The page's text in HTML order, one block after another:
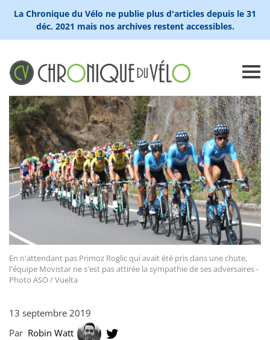
La Chronique du Vélo ne publie plus d'articles depuis le 31
déc. 2021 mais nos archives restent accessibles.
En n'attendant pas Primoz Roglic qui avait été pris dans une chute,
l'équipe Movistar ne s'est pas attirée la sympathie de ses adversaires -
Photo ASO / Vuelta
13 septembre 2019
Par Robin Watt